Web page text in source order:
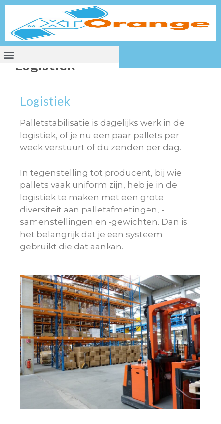
Logistiek
Logistiek
Palletstabilisatie is dagelijks werk in de
logistiek, of je nu een paar pallets per
week verstuurt of duizenden per dag.
In tegenstelling tot producent, bij wie
pallets vaak uniform zijn, heb je in de
logistiek te maken met een grote
diversiteit aan palletafmetingen, -
samenstellingen en -gewichten. Dan is
het belangrijk dat je een systeem
gebruikt die dat aankan.